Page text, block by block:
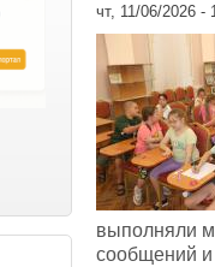
чт, 11/06/2026 -
выполняли
сообщений и